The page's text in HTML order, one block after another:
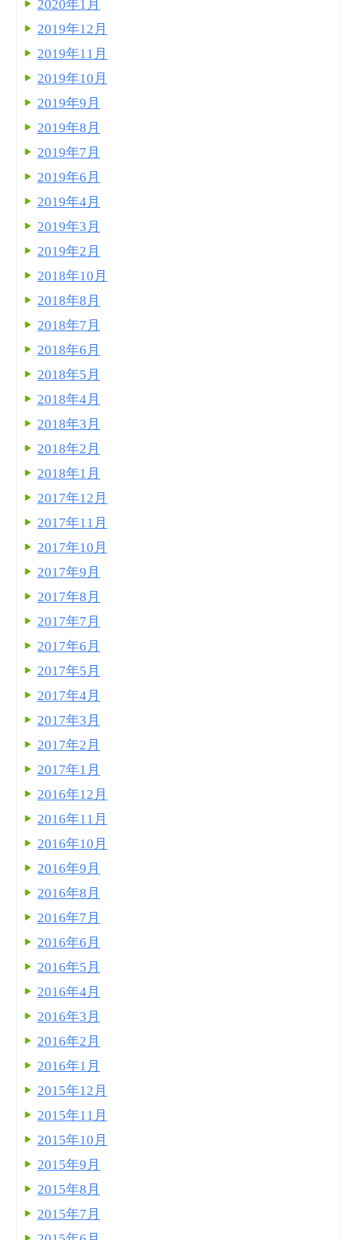
2020年1月
2019年12月
2019年11月
2019年10月
2019年9月
2019年8月
2019年7月
2019年6月
2019年4月
2019年3月
2019年2月
2018年10月
2018年8月
2018年7月
2018年6月
2018年5月
2018年4月
2018年3月
2018年2月
2018年1月
2017年12月
2017年11月
2017年10月
2017年9月
2017年8月
2017年7月
2017年6月
2017年5月
2017年4月
2017年3月
2017年2月
2017年1月
2016年12月
2016年11月
2016年10月
2016年9月
2016年8月
2016年7月
2016年6月
2016年5月
2016年4月
2016年3月
2016年2月
2016年1月
2015年12月
2015年11月
2015年10月
2015年9月
2015年8月
2015年7月